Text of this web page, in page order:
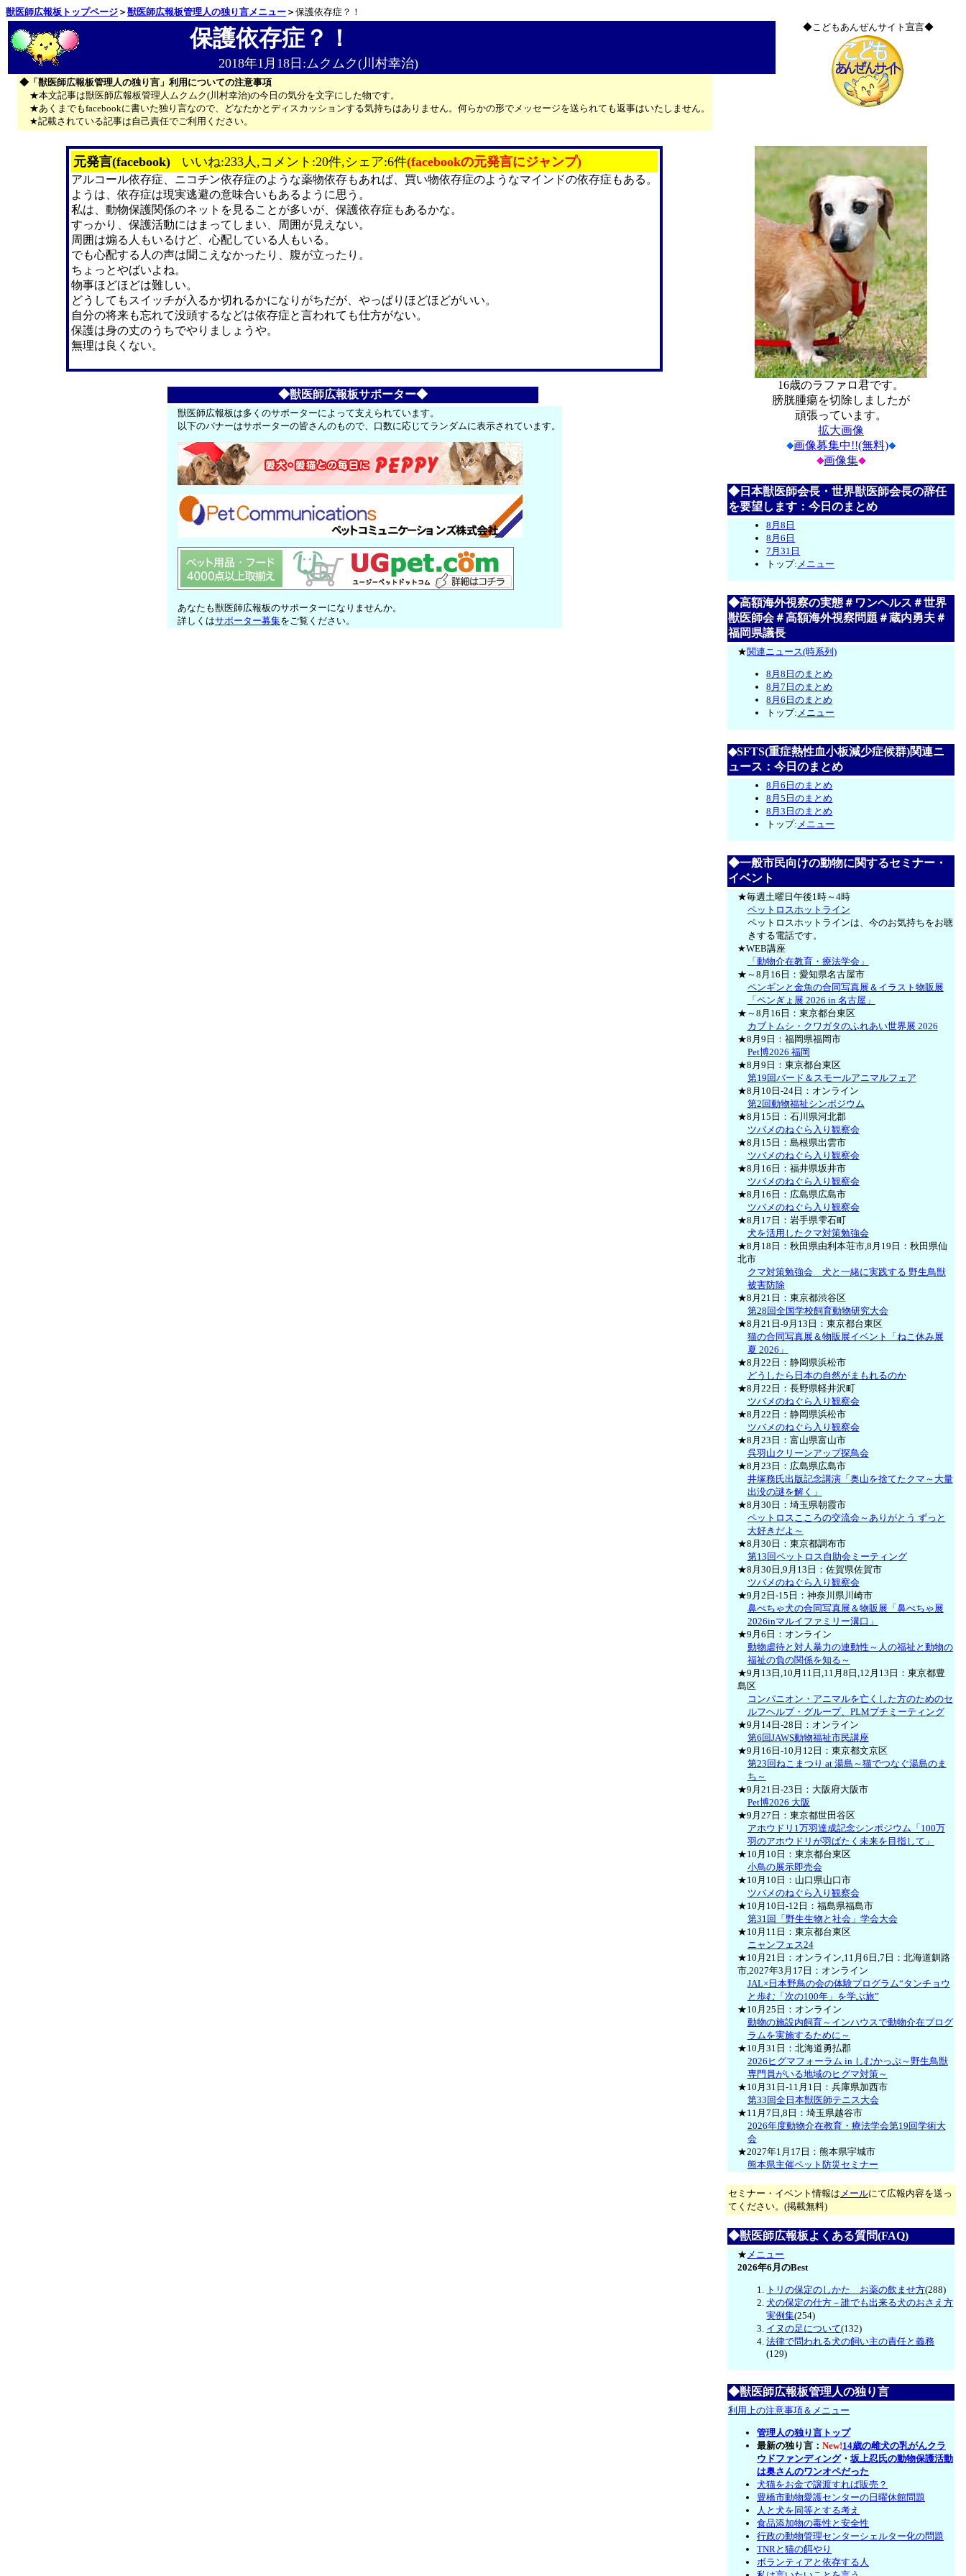
獣医師広報板トップページ ＞ 獣医師広報板管理人の独り言メニュー ＞ 保護依存症？！
保護依存症？！
2018年1月18日:ムクムク(川村幸治)
◆「獣医師広報板管理人の独り言」利用についての注意事項
★本文記事は獣医師広報板管理人ムクムク(川村幸治)の今日の気分を文字にした物です。
★あくまでもfacebookに書いた独り言なので、どなたかとディスカッションする気持ちはありません。何らかの形でメッセージを送られても返事はいたしません。
★記載されている記事は自己責任でご利用ください。
◆こどもあんぜんサイト宣言◆
元発言(facebook) いいね:233人,コメント:20件,シェア:6件(facebookの元発言にジャンプ)
アルコール依存症、ニコチン依存症のような薬物依存もあれば、買い物依存症のようなマインドの依存症もある。
ようは、依存症は現実逃避の意味合いもあるように思う。
私は、動物保護関係のネットを見ることが多いが、保護依存症もあるかな。
すっかり、保護活動にはまってしまい、周囲が見えない。
周囲は煽る人もいるけど、心配している人もいる。
でも心配する人の声は聞こえなかったり、腹が立ったり。
ちょっとやばいよね。
物事ほどほどは難しい。
どうしてもスイッチが入るか切れるかになりがちだが、やっぱりほどほどがいい。
自分の将来も忘れて没頭するなどは依存症と言われても仕方がない。
保護は身の丈のうちでやりましょうや。
無理は良くない。
◆獣医師広報板サポーター◆
獣医師広報板は多くのサポーターによって支えられています。
以下のバナーはサポーターの皆さんのもので、口数に応じてランダムに表示されています。
あなたも獣医師広報板のサポーターになりませんか。
詳しくはサポーター募集をご覧ください。
16歳のラファロ君です。
膀胱腫瘍を切除しましたが
頑張っています。
拡大画像
画像募集中!!(無料)
画像集
◆日本獣医師会長・世界獣医師会長の辞任
を要望します：今日のまとめ
8月8日
8月6日
7月31日
トップ: メニュー
◆高額海外視察の実態＃ワンヘルス＃世界
獣医師会＃高額海外視察問題＃蔵内勇夫＃
福岡県議長
★関連ニュース(時系列)
8月8日のまとめ
8月7日のまとめ
8月6日のまとめ
トップ: メニュー
◆SFTS(重症熱性血小板減少症候群)関連ニ
ュース：今日のまとめ
8月6日のまとめ
8月5日のまとめ
8月3日のまとめ
トップ: メニュー
◆一般市民向けの動物に関するセミナー・
イベント
★毎週土曜日午後1時～4時
ペットロスホットライン
ペットロスホットラインは、今のお気持ちをお聴
きする電話です。
★WEB講座
「動物介在教育・療法学会」
★～8月16日：愛知県名古屋市
ペンギンと金魚の合同写真展＆イラスト物販展
「ペンぎょ展 2026 in 名古屋」
★～8月16日：東京都台東区
カブトムシ・クワガタのふれあい世界展 2026
★8月9日：福岡県福岡市
Pet博2026 福岡
★8月9日：東京都台東区
第19回バード＆スモールアニマルフェア
★8月10日-24日：オンライン
第2回動物福祉シンポジウム
★8月15日：石川県河北郡
ツバメのねぐら入り観察会
★8月15日：島根県出雲市
ツバメのねぐら入り観察会
★8月16日：福井県坂井市
ツバメのねぐら入り観察会
★8月16日：広島県広島市
ツバメのねぐら入り観察会
★8月17日：岩手県雫石町
犬を活用したクマ対策勉強会
★8月18日：秋田県由利本荘市,8月19日：秋田県仙
北市
クマ対策勉強会 犬と一緒に実践する 野生鳥獣
被害防除
★8月21日：東京都渋谷区
第28回全国学校飼育動物研究大会
★8月21日-9月13日：東京都台東区
猫の合同写真展＆物販展イベント「ねこ休み展
夏 2026」
★8月22日：静岡県浜松市
どうしたら日本の自然がまもれるのか
★8月22日：長野県軽井沢町
ツバメのねぐら入り観察会
★8月22日：静岡県浜松市
ツバメのねぐら入り観察会
★8月23日：富山県富山市
呉羽山クリーンアップ探鳥会
★8月23日：広島県広島市
井塚務氏出版記念講演「奥山を捨てたクマ～大量
出没の謎を解く」
★8月30日：埼玉県朝霞市
ペットロスこころの交流会～ありがとう ずっと
大好きだよ～
★8月30日：東京都調布市
第13回ペットロス自助会ミーティング
★8月30日,9月13日：佐賀県佐賀市
ツバメのねぐら入り観察会
★9月2日-15日：神奈川県川崎市
鼻ぺちゃ犬の合同写真展＆物販展「鼻ぺちゃ展
2026inマルイファミリー溝口」
★9月6日：オンライン
動物虐待と対人暴力の連動性～人の福祉と動物の
福祉の負の関係を知る～
★9月13日,10月11日,11月8日,12月13日：東京都豊
島区
コンパニオン・アニマルを亡くした方のためのセ
ルフヘルプ・グループ、PLMプチミーティング
★9月14日-28日：オンライン
第6回JAWS動物福祉市民講座
★9月16日-10月12日：東京都文京区
第23回ねこまつり at 湯島～猫でつなぐ湯島のま
ち～
★9月21日-23日：大阪府大阪市
Pet博2026 大阪
★9月27日：東京都世田谷区
アホウドリ1万羽達成記念シンポジウム「100万
羽のアホウドリが羽ばたく未来を目指して」
★10月10日：東京都台東区
小鳥の展示即売会
★10月10日：山口県山口市
ツバメのねぐら入り観察会
★10月10日-12日：福島県福島市
第31回「野生生物と社会」学会大会
★10月11日：東京都台東区
ニャンフェス24
★10月21日：オンライン,11月6日,7日：北海道釧路
市,2027年3月17日：オンライン
JAL×日本野鳥の会の体験プログラム“タンチョウ
と歩む「次の100年」を学ぶ旅”
★10月25日：オンライン
動物の施設内飼育～インハウスで動物介在プログ
ラムを実施するために～
★10月31日：北海道勇払郡
2026ヒグマフォーラム in しむかっぷ～野生鳥獣
専門員がいる地域のヒグマ対策～
★10月31日-11月1日：兵庫県加西市
第33回全日本獣医師テニス大会
★11月7日,8日：埼玉県越谷市
2026年度動物介在教育・療法学会第19回学術大
会
★2027年1月17日：熊本県宇城市
熊本県主催ペット防災セミナー
セミナー・イベント情報は メールにて広報内容を送っ
てください。(掲載無料)
◆獣医師広報板よくある質問(FAQ)
★ メニュー
2026年6月のBest
トリの保定のしかた お薬の飲ませ方(288)
犬の保定の仕方－誰でも出来る犬のおさえ方
実例集(254)
イヌの足について(132)
法律で問われる犬の飼い主の責任と義務
(129)
◆獣医師広報板管理人の独り言
利用上の注意事項＆メニュー
管理人の独り言トップ
最新の独り言： New!14歳の雌犬の乳がんクラ
ウドファンディング・坂上忍氏の動物保護活動
は奥さんのワンオペだった
犬猫をお金で譲渡すれば販売？
豊橋市動物愛護センターの日曜休館問題
人と犬を同等とする考え
食品添加物の毒性と安全性
行政の動物管理センターシェルター化の問題
TNRと猫の餌やり
ボランティアと依存する人